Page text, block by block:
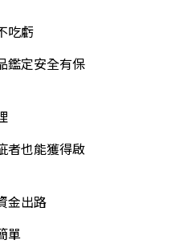
吃虧
鑑定安全有保
者也能獲得啟
金出路
單